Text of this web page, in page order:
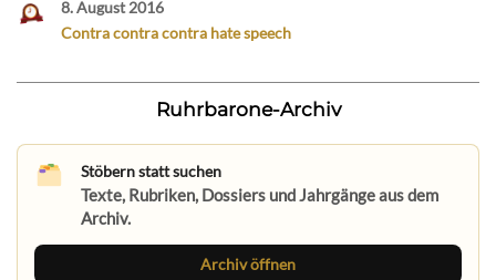
8. August 2016
Contra contra contra hate speech
Ruhrbarone-Archiv
Stöbern statt suchen
Texte, Rubriken, Dossiers und Jahrgänge aus dem
Archiv.
Archiv öffnen